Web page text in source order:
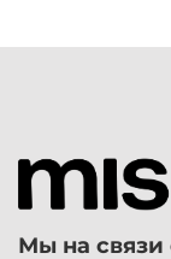
цене.
Мы на связи